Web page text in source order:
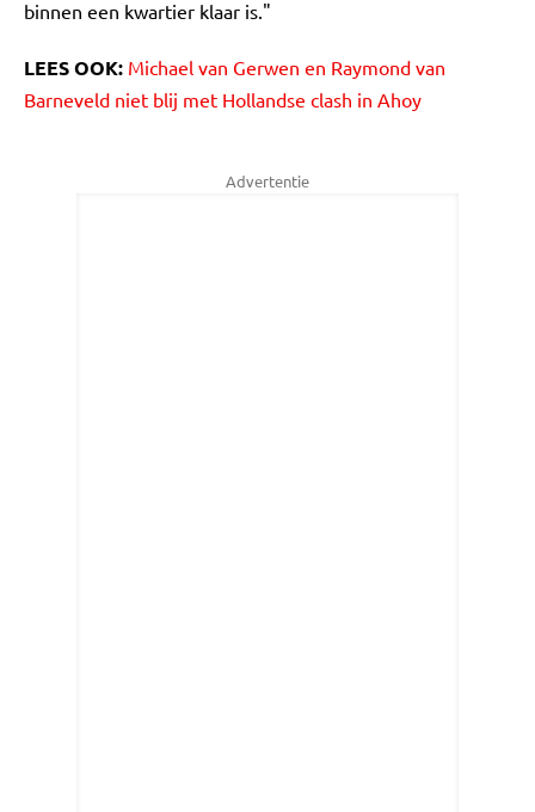
binnen een kwartier klaar is."
LEES OOK: Michael van Gerwen en Raymond van
Barneveld niet blij met Hollandse clash in Ahoy
Advertentie